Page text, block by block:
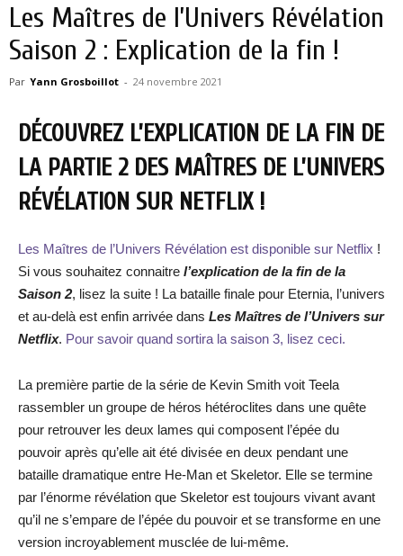
Les Maîtres de l’Univers Révélation
Saison 2 : Explication de la fin !
Par Yann Grosboillot - 24 novembre 2021
DÉCOUVREZ L’EXPLICATION DE LA FIN DE
LA PARTIE 2 DES MAÎTRES DE L’UNIVERS
RÉVÉLATION SUR NETFLIX !
Les Maîtres de l’Univers Révélation est disponible sur Netflix !
Si vous souhaitez connaitre l’explication de la fin de la
Saison 2, lisez la suite ! La bataille finale pour Eternia, l’univers
et au-delà est enfin arrivée dans Les Maîtres de l’Univers sur
Netflix. Pour savoir quand sortira la saison 3, lisez ceci.
La première partie de la série de Kevin Smith voit Teela
rassembler un groupe de héros hétéroclites dans une quête
pour retrouver les deux lames qui composent l’épée du
pouvoir après qu’elle ait été divisée en deux pendant une
bataille dramatique entre He-Man et Skeletor. Elle se termine
par l’énorme révélation que Skeletor est toujours vivant avant
qu’il ne s’empare de l’épée du pouvoir et se transforme en une
version incroyablement musclée de lui-même.